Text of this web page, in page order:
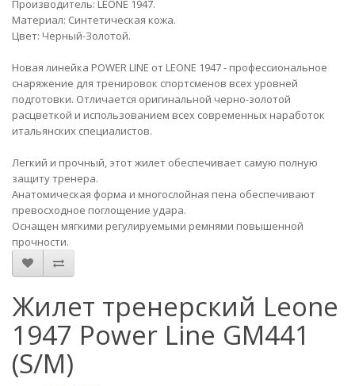
Производитель: LEONE 1947.
Материал: Синтетическая кожа.
Цвет: Черный-Золотой.
Новая линейка POWER LINE от LEONE 1947 - профессиональное
снаряжение для тренировок спортсменов всех уровней
подготовки. Отличается оригинальной черно-золотой
расцветкой и использованием всех современных наработок
итальянских специалистов.
Легкий и прочный, этот жилет обеспечивает самую полную
защиту тренера.
Анатомическая форма и многослойная пена обеспечивают
превосходное поглощение удара.
Оснащен мягкими регулируемыми ремнями повышенной
прочности.
Жилет тренерский Leone
1947 Power Line GM441
(S/M)